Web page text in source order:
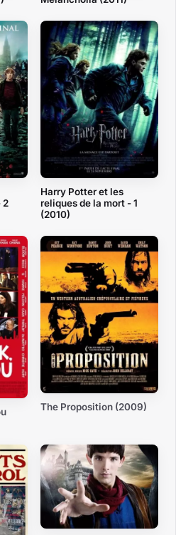
2
Harry Potter et les
reliques de la mort - 1
(2010)
The Proposition (2009)